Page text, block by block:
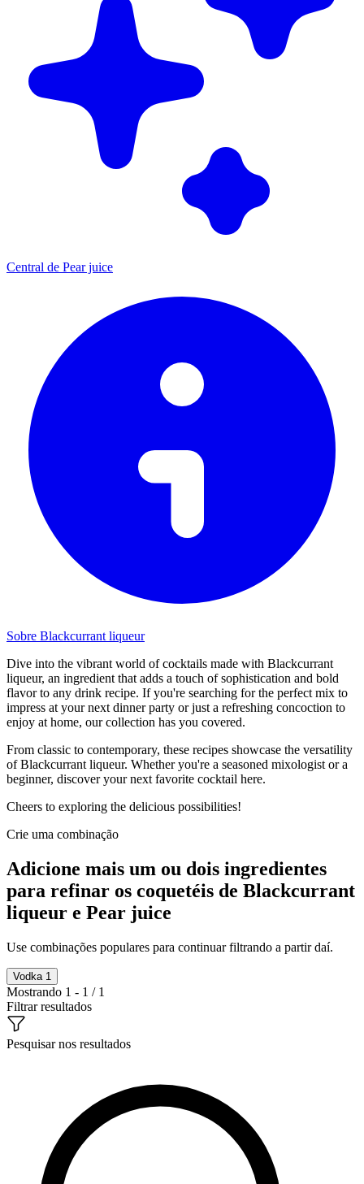
Central de Pear juice
Sobre Blackcurrant liqueur
Dive into the vibrant world of cocktails made with Blackcurrant
liqueur, an ingredient that adds a touch of sophistication and bold
flavor to any drink recipe. If you're searching for the perfect mix to
impress at your next dinner party or just a refreshing concoction to
enjoy at home, our collection has you covered.
From classic to contemporary, these recipes showcase the versatility
of Blackcurrant liqueur. Whether you're a seasoned mixologist or a
beginner, discover your next favorite cocktail here.
Cheers to exploring the delicious possibilities!
Crie uma combinação
Adicione mais um ou dois ingredientes
para refinar os coquetéis de Blackcurrant
liqueur e Pear juice
Use combinações populares para continuar filtrando a partir daí.
Vodka 1
Mostrando 1 - 1 / 1
Filtrar resultados
Pesquisar nos resultados